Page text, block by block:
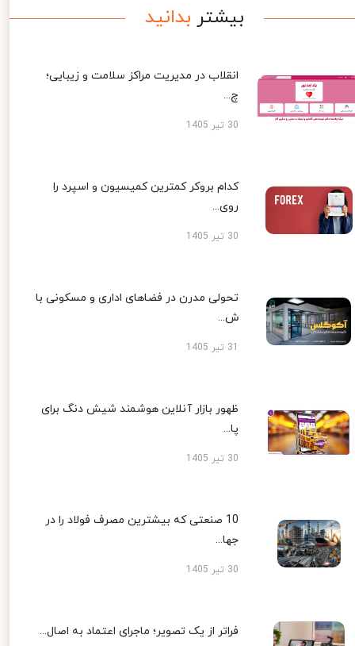
بیشتر بدانید
انقلاب در مدیریت مراکز سلامت و زیبایی؛
چ...
30 تیر 1405
کدام بروکر کمترین کمیسیون و اسپرد را
روی...
30 تیر 1405
تحولی مدرن در فضاهای اداری و مسکونی با
ش...
ظهور بازار آنلاین هوشمند شیش دنگ برای
پا...
30 تیر 1405
10 صنعتی که بیشترین مصرف فولاد را در
جها...
30 تیر 1405
فراتر از یک تصویر؛ ماجرای اعتماد به اصال...